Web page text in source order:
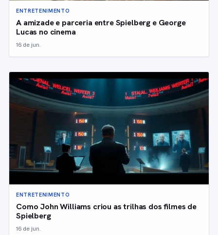
ENTRETENIMENTO
A amizade e parceria entre Spielberg e George
Lucas no cinema
16 de jun.
ENTRETENIMENTO
Como John Williams criou as trilhas dos filmes de
Spielberg
16 de jun.